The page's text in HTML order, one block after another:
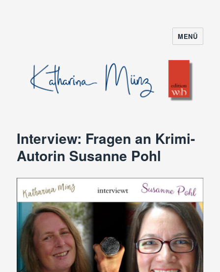
MENÜ
Interview: Fragen an Krimi-
Autorin Susanne Pohl